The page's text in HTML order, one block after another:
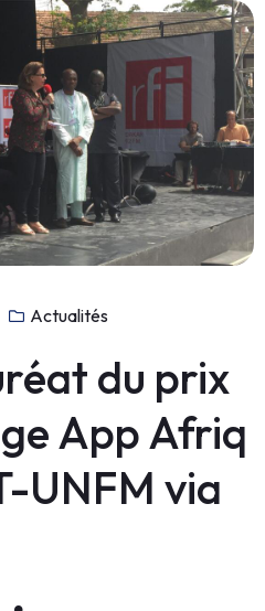
Actualités
du prix
App Afriq
UNFM via